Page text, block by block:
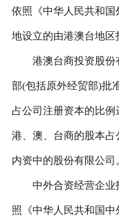
依照《中华人民共和
地设立的由港澳台地区
港澳台商投资股份
部(包括原外经贸部)批
占公司注册资本的比例
港、澳、台商的股本
内资中的股份有限公司
中外合资经营企业
照《中华人民共和国